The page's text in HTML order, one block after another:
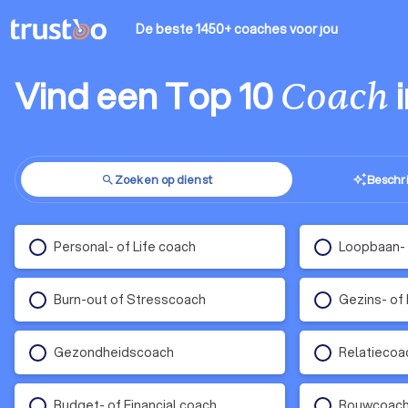
De beste 1450+ coachesvoor jou
Vind een Top 10Coach
search Zoeken op dienst auto_awesome
Personal- of Life coach
Burn-out of Stresscoach Gezins- of
Gezondheidscoach